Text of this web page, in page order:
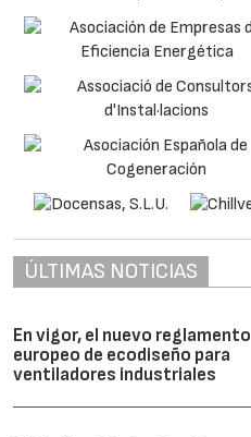
ÚLTIMAS NOTICIAS
En vigor, el nuevo reglamento
europeo de ecodiseño para
ventiladores industriales